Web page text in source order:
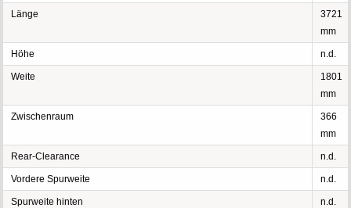
Länge
3721
mm
Höhe n.d.
Weite
1801
mm
Zwischenraum
366
mm
Rear-Clearance n.d.
Vordere Spurweite n.d.
Spurweite hinten n.d.